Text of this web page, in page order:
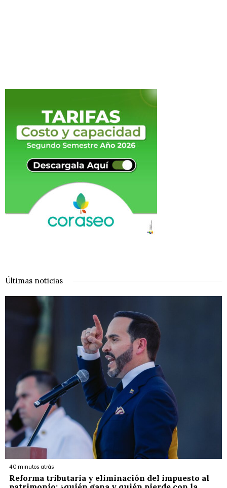
Últimas noticias
40 minutos atrás
Reforma tributaria y eliminación del impuesto al